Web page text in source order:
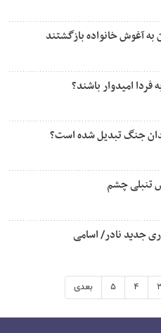
فردا امیدوار باشند؟
جنگ تبدیل شده است؟
تنبلی چشم
۴ ۵ بعدی